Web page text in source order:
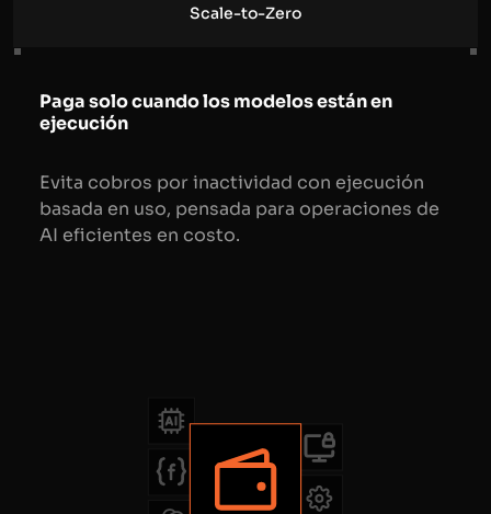
Scale-to-Zero
Paga solo cuando los modelos están en
ejecución
Evita cobros por inactividad con ejecución
basada en uso, pensada para operaciones de
AI eficientes en costo.